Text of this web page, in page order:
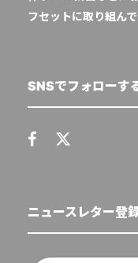
フセットに取り組ん
SNSでフォローす
ニュースレター登